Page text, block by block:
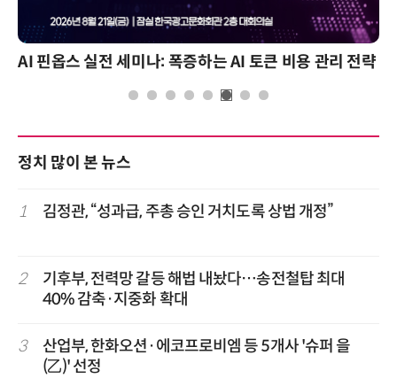
AI 핀옵스 실전 세미나: 폭증하는 AI 토큰 비용 관리 전략
정치 많이 본 뉴스
1 김정관, “성과급, 주총 승인 거치도록 상법 개정”
2
기후부, 전력망 갈등 해법 내놨다…송전철탑 최대
40% 감축·지중화 확대
3
산업부, 한화오션·에코프로비엠 등 5개사 '슈퍼 을
(乙)' 선정